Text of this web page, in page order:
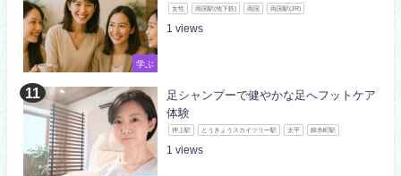
学ぶ
女性 両国駅(地下鉄) 両国 両国駅(JR)
1
足シャンプーで健やかな足へフットケア
体験
押上駅 とうきょうスカイツリー駅 太平 錦糸町駅
1